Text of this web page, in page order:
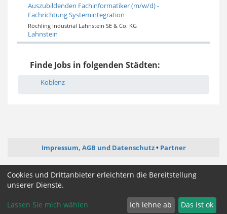
Auszubildenden Fachinformatiker (m/w/d) -
Fachrichtung Systemintegration
Röchling Industrial Lahnstein SE & Co. KG
Lahnstein
Finde Jobs in folgenden Städten:
Koblenz
Impressum, AGB und Datenschutz Partner
ictjob.de webentwickler-jobs.de
softwareentwickler-jobs.de
Cookie Zustimmung ändern
Cookies und Drittanbieter erleichtern die Bereitstellung
unserer Dienste.
Lassen Sie mich wählen Ich lehne ab Das ist ok